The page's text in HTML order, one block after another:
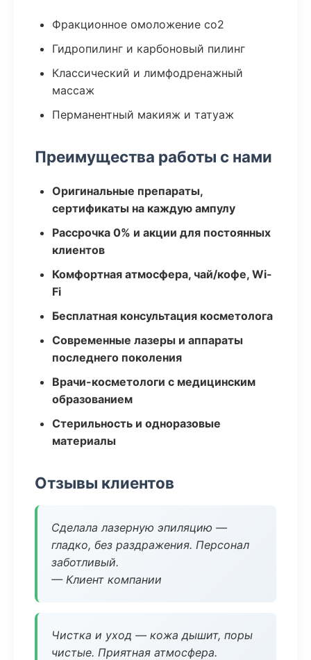
Фракционное омоложение co2
Гидропилинг и карбоновый пилинг
Классический и лимфодренажный
массаж
Перманентный макияж и татуаж
Преимущества работы с нами
Оригинальные препараты,
сертификаты на каждую ампулу
Рассрочка 0% и акции для постоянных
клиентов
Комфортная атмосфера, чай/кофе, Wi-
Fi
Бесплатная консультация косметолога
Современные лазеры и аппараты
последнего поколения
Врачи-косметологи с медицинским
образованием
Стерильность и одноразовые
материалы
Отзывы клиентов
Сделала лазерную эпиляцию —
гладко, без раздражения. Персонал
заботливый.
— Клиент компании
Чистка и уход — кожа дышит, поры
чистые. Приятная атмосфера.